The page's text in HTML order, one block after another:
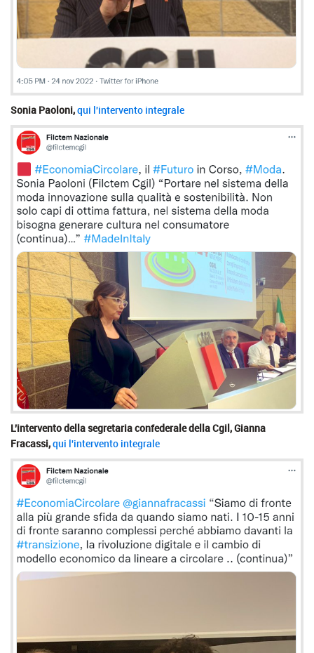
Sonia Paoloni,qui l'intervento integrale
L'intervento della segretaria confederale della Cgil, Gianna
Fracassi,qui l'intervento integrale